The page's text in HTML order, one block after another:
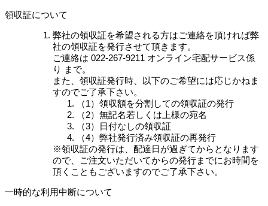
領収証について
弊社の領収証を希望される方はご連絡を頂ければ弊
社の領収証を発行させて頂きます。
ご連絡は 022-267-9211 オンライン宅配サービス係
り まで。
また、領収証発行時、以下のご希望には応じかねま
すのでご了承下さい。
（1）領収額を分割しての領収証の発行
（2）無記名若しくは上様の宛名
（3）日付なしの領収証
（4）弊社発行済み領収証の再発行
※領収証の発行は、配達日が過ぎてからとなります
ので、ご注文いただいてからの発行までにお時間を
頂くこともございますのでご了承下さい。
一時的な利用中断について